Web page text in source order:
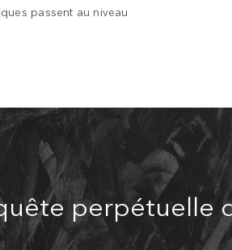
passent au niveau
perpétuelle